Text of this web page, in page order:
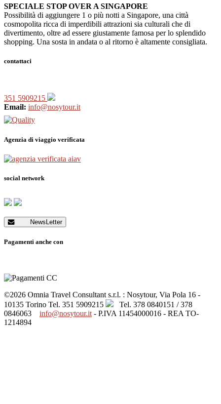
SPECIALE STOP OVER A SINGAPORE
Possibilità di aggiungere 1 o più notti a Singapore, una città
cosmopolita ricca di imperdibili attrazioni sia culturali che di
divertimento, oltre ad essere giustamente famosa per lo splendido
shopping. Una sosta in andata o al ritorno è altamente consigliata.
contattaci
351 5909215
Email: info@nosytour.it
Agenzia di viaggio verificata
social network
NewsLetter
Pagamenti anche con
©2026 Omnia Travel Consultant s.r.l. : Nosytour, Via Pola 16 -
10135 Torino Tel. 351 5909215
Tel. 378 0840151 / 378
0846063 info@nosytour.it - P.IVA 11454000016 - REA TO-
1214894